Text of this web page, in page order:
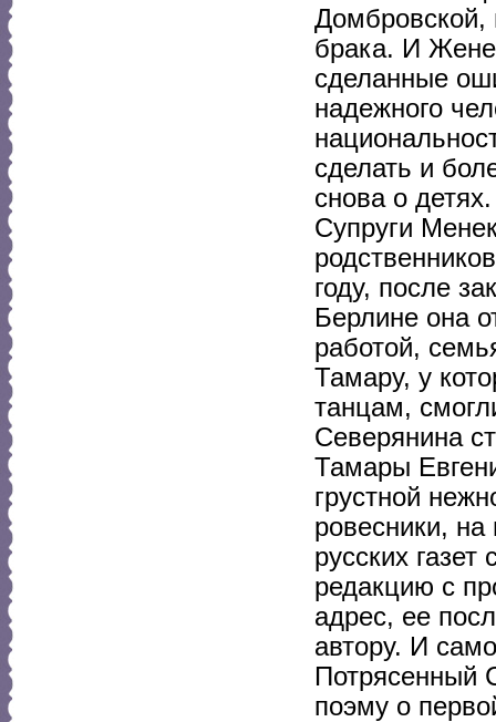
Домбровской,
брака. И
сделанные
надежного
сделать и
снова о
Супруги
году, после
Берлине она
работой,
Тамару, у
танцам,
Северянина
Тамары
грустной
ровесники, на
русских
редакцию с
адрес, ее
автору. И
Потрясенный
поэму о